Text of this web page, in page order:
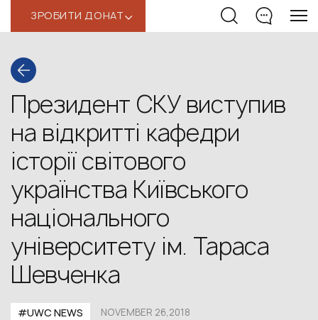
ЗРОБИТИ ДОНАТ‹
Президент СКУ виступив
на відкритті кафедри
історії світового
українства Київського
національного
університету ім. Тараса
Шевченка
#UWC NEWS NOVEMBER 26,2018